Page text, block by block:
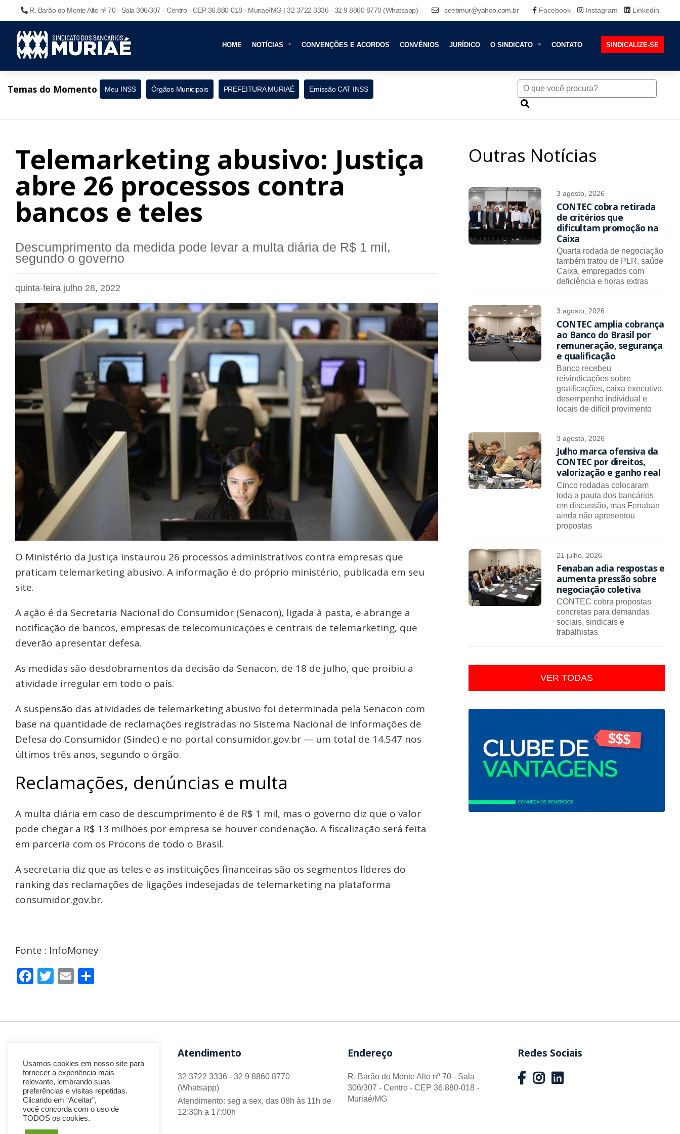
R. Barão do Monte Alto nº 70 - Sala 306/307 - Centro - CEP 36.880-018 - Muriaé/MG | 32 3722 3336 - 32 9 8860 8770 (Whatsapp) seebmur@yahoo.com.br Facebook Instagram Linkedin
HOME NOTÍCIAS CONVENÇÕES E ACORDOS CONVÊNIOS JURÍDICO O SINDICATO CONTATO SINDICALIZE-SE
Temas do Momento Meu INSS Órgãos Municipais PREFEITURA MURIAÉ Emissão CAT INSS
Telemarketing abusivo: Justiça
abre 26 processos contra
bancos e teles
Descumprimento da medida pode levar a multa diária de R$ 1 mil,
segundo o governo
quinta-feira julho 28, 2022
O Ministério da Justiça instaurou 26 processos administrativos contra empresas que
praticam telemarketing abusivo. A informação é do próprio ministério, publicada em seu
site.
A ação é da Secretaria Nacional do Consumidor (Senacon), ligada à pasta, e abrange a
notificação de bancos, empresas de telecomunicações e centrais de telemarketing, que
deverão apresentar defesa.
As medidas são desdobramentos da decisão da Senacon, de 18 de julho, que proibiu a
atividade irregular em todo o país.
A suspensão das atividades de telemarketing abusivo foi determinada pela Senacon com
base na quantidade de reclamações registradas no Sistema Nacional de Informações de
Defesa do Consumidor (Sindec) e no portal consumidor.gov.br — um total de 14.547 nos
últimos três anos, segundo o órgão.
Reclamações, denúncias e multa
A multa diária em caso de descumprimento é de R$ 1 mil, mas o governo diz que o valor
pode chegar a R$ 13 milhões por empresa se houver condenação. A fiscalização será feita
em parceria com os Procons de todo o Brasil.
A secretaria diz que as teles e as instituições financeiras são os segmentos líderes do
ranking das reclamações de ligações indesejadas de telemarketing na plataforma
consumidor.gov.br.
Fonte : InfoMoney
Facebook
Twitter
Email
Outras Notícias
3 agosto, 2026
CONTEC cobra retirada
de critérios que
dificultam promoção na
Caixa
Quarta rodada de negociação
também tratou de PLR, saúde
Caixa, empregados com
deficiência e horas extras
3 agosto, 2026
CONTEC amplia cobrança
ao Banco do Brasil por
remuneração, segurança
e qualificação
Banco recebeu
reivindicações sobre
gratificações, caixa executivo,
desempenho individual e
locais de difícil provimento
3 agosto, 2026
Julho marca ofensiva da
CONTEC por direitos,
valorização e ganho real
Cinco rodadas colocaram
toda a pauta dos bancários
em discussão, mas Fenaban
ainda não apresentou
propostas
21 julho, 2026
Fenaban adia respostas e
aumenta pressão sobre
negociação coletiva
CONTEC cobra propostas
concretas para demandas
sociais, sindicais e
trabalhistas
VER TODAS
Atendimento
32 3722 3336 - 32 9 8860 8770
(Whatsapp)
Atendimento: seg a sex, das 08h às 11h de
12:30h a 17:00h
Endereço
R. Barão do Monte Alto nº 70 - Sala
306/307 - Centro - CEP 36.880-018 -
Muriaé/MG
Redes Sociais
Usamos cookies em nosso site para
fornecer a experiência mais
relevante, lembrando suas
preferências e visitas repetidas.
Clicando em “Aceitar”,
você concorda com o uso de
TODOS os cookies.